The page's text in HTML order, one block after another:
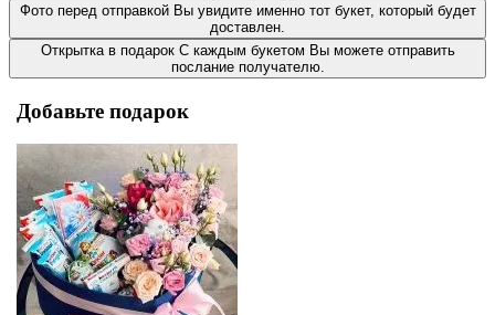
Фото перед отправкой Вы увидите именно тот букет, который будет
доставлен.
Открытка в подарок С каждым букетом Вы можете отправить
послание получателю.
Добавьте подарок